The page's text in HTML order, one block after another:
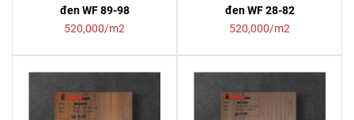
đen WF 89-98
520,000/m2
đen WF 28-82
520,000/m2